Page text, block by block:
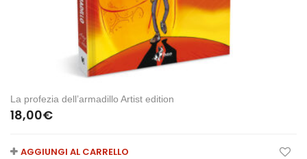
La profezia dell’armadillo Artist edition
18,00€
AGGIUNGI AL CARRELLO